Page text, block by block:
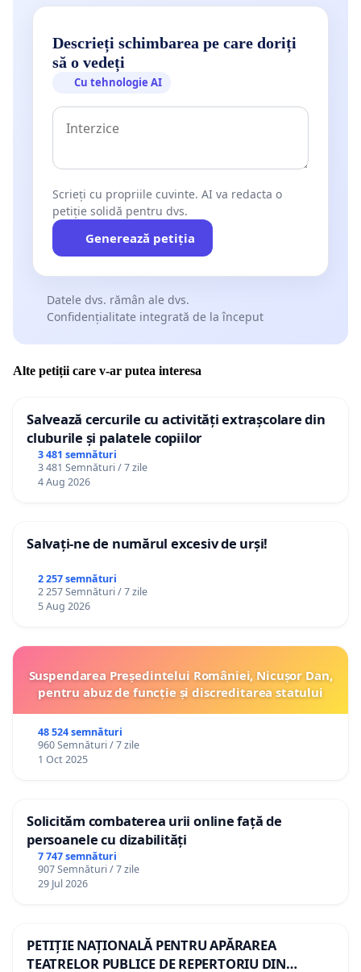
Descrieți schimbarea pe care doriți
să o vedeți
Cu tehnologie AI
Scrieți cu propriile cuvinte. AI va redacta o
petiție solidă pentru dvs.
Generează petiția
Datele dvs. rămân ale dvs.
Confidențialitate integrată de la început
Alte petiții care v-ar putea interesa
Salvează cercurile cu activități extrașcolare din
cluburile și palatele copiilor
3 481 semnături
3 481 Semnături / 7 zile
4 Aug 2026
Salvați-ne de numărul excesiv de urși!
2 257 semnături
2 257 Semnături / 7 zile
5 Aug 2026
Suspendarea Președintelui României, Nicușor Dan,
pentru abuz de funcție și discreditarea statului
48 524 semnături
960 Semnături / 7 zile
1 Oct 2025
Solicităm combaterea urii online față de
persoanele cu dizabilități
7 747 semnături
907 Semnături / 7 zile
29 Jul 2026
PETIȚIE NAȚIONALĂ PENTRU APĂRAREA
TEATRELOR PUBLICE DE REPERTORIU DIN